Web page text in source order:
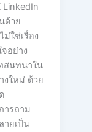
ด้วย
ม่ใช่เรื่อง
อย่าง
สนทนาใน
งใหม่ ด้วย
ารถาม
ายเป็น